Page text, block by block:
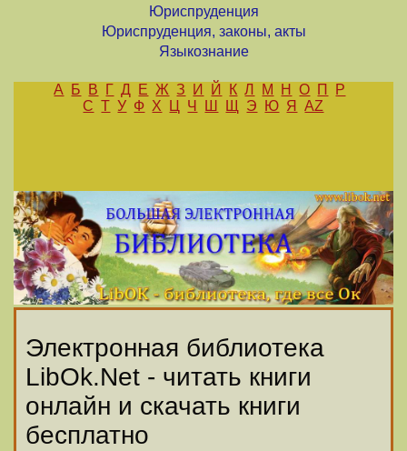
Юриспруденция
Юриспруденция, законы, акты
Языкознание
А Б В Г Д Е Ж З И Й К Л М Н О П
Р
С Т У Ф Х Ц Ч Ш Щ Э Ю Я AZ
Электронная библиотека
LibOk.Net - читать книги
онлайн и скачать книги
бесплатно